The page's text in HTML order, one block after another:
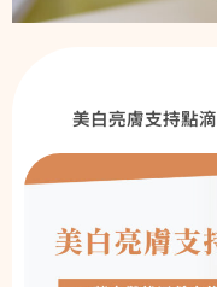
美白亮膚支持點滴